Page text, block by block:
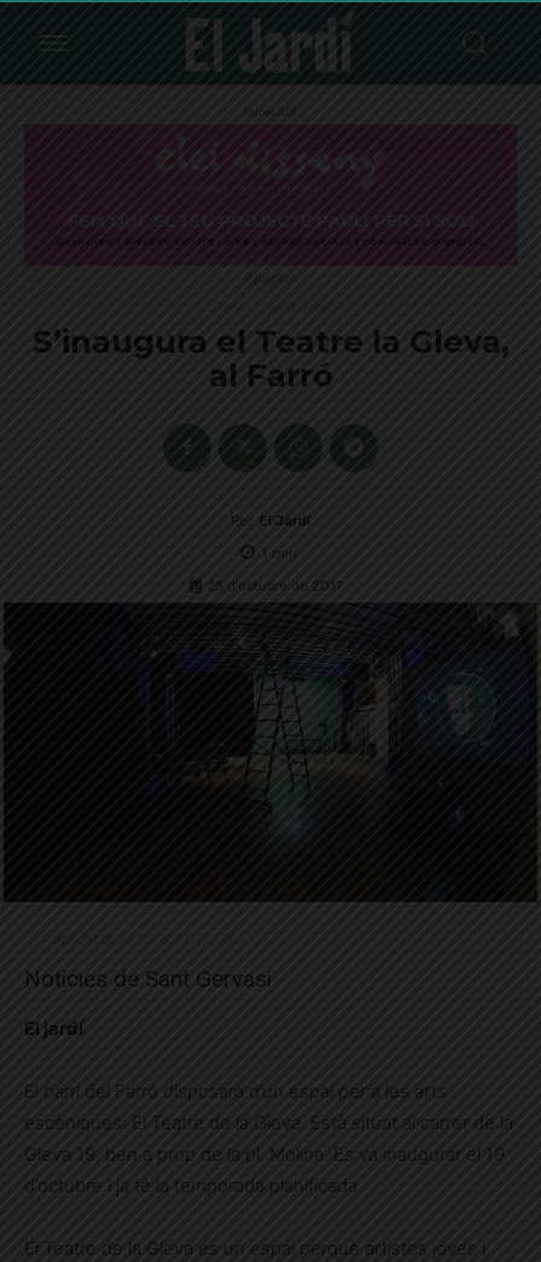
Publicitat
Publicitat
S’inaugura el Teatre la Gleva,
al Farró
Per El Jardí
1 min.
25 d'octubre de 2017
Notícies de Sant Gervasi
El jardí
El barri del Farró disposarà d’un espai per a les arts
escèniques: El Teatre de la Gleva. Està situat al carrer de la
Gleva 19, ben a prop de la pl. Molina. Es va inaugurar el 19
d’octubre i ja té la temporada planificada.
El Teatre de la Gleva és un espai perquè artistes joves i